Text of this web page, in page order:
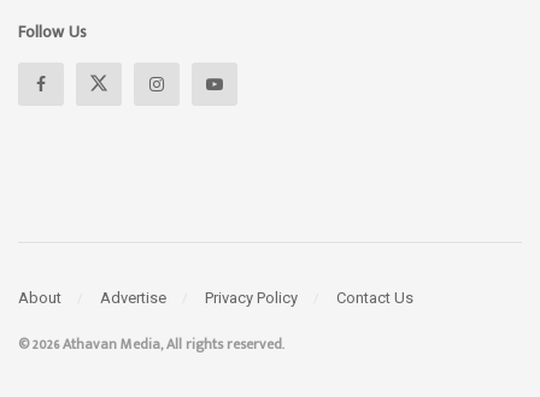
Follow Us
About Advertise Privacy Policy Contact Us
© 2026 Athavan Media, All rights reserved.